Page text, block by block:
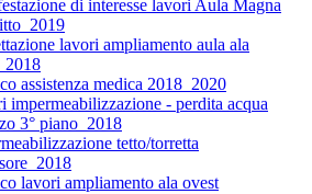
di interesse lavori Aula Magna
lavori ampliamento aula ala
assistenza medica 2018_2020
impermeabilizzazione - perdita acqua
3° piano_2018
tetto/torretta
lavori ampliamento ala ovest